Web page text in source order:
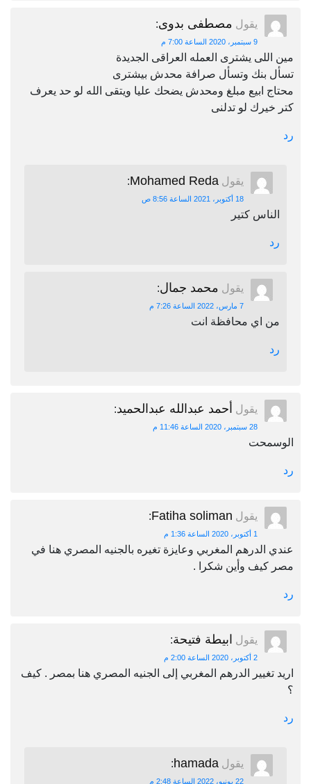
يقول مصطفى بدوى:
9 سبتمبر، 2020 الساعة 7:00 م
مين اللى يشترى العمله العراقى الجديدة
تسأل بنك وتسأل صرافة محدش بيشترى
محتاج ابيع مبلغ ومحدش يضحك عليا ويتقى الله لو حد يعرف
كتر خيرك لو تدلنى
رد
يقول Mohamed Reda
:
18 أكتوبر، 2021 الساعة 8:56 ص
الناس كتير
رد
يقول محمد جمال:
7 مارس، 2022 الساعة 7:26 م
من اي محافظة انت
رد
يقول أحمد عبدالله عبدالحميد:
28 سبتمبر، 2020 الساعة 11:46 م
الوسمحت
رد
يقول Fatiha soliman
:
1 أكتوبر، 2020 الساعة 1:36 م
عندي الدرهم المغربي وعايزة تغيره بالجنيه المصري هنا في
مصر كيف وأين شكرا .
رد
يقول ابيطة فتيحة:
2 أكتوبر، 2020 الساعة 2:00 م
اريد تغيير الدرهم المغربي إلى الجنيه المصري هنا بمصر . كيف
؟
رد
يقول hamada
:
22 يونيو، 2022 الساعة 2:48 م